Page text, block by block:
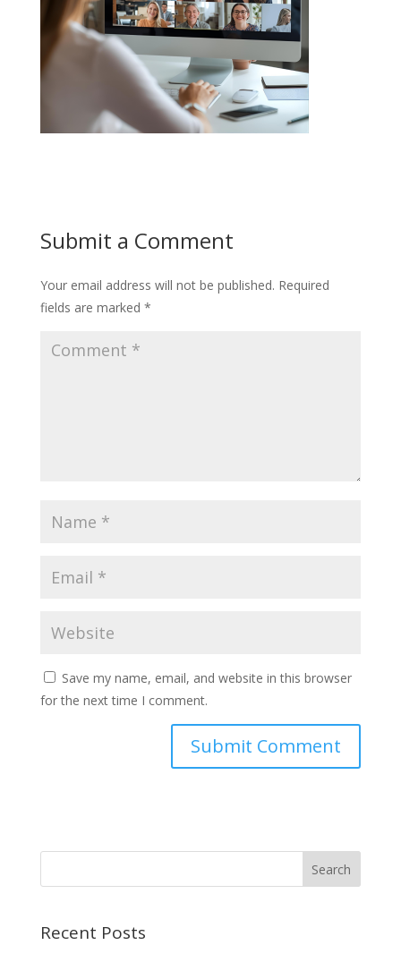
Submit a Comment
Your email address will not be published. Required
fields are marked *
Save my name, email, and website in this browser
for the next time I comment.
Recent Posts